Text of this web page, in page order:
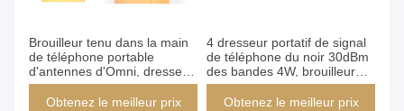
Brouilleur tenu dans la main
de téléphone portable
d'antennes d'Omni, dresseur
de signal de Handhed,
brouilleurs mobiles tenus
Obtenez le meilleur prix
4 dresseur portatif de signal
de téléphone du noir 30dBm
des bandes 4W, brouilleur
tenu dans la main de Signale
pour le GSM, DCS
Obtenez le meilleur prix